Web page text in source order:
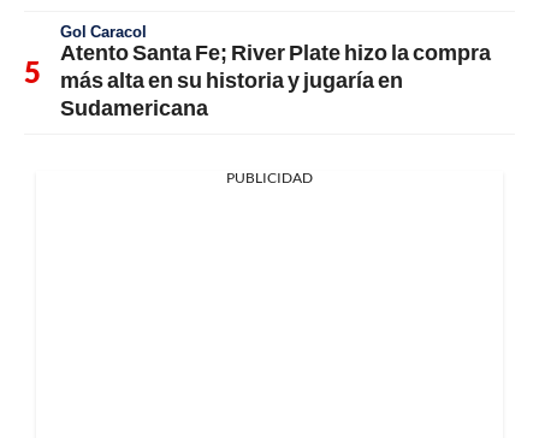
Gol Caracol
Atento Santa Fe; River Plate hizo la compra
más alta en su historia y jugaría en
Sudamericana
PUBLICIDAD